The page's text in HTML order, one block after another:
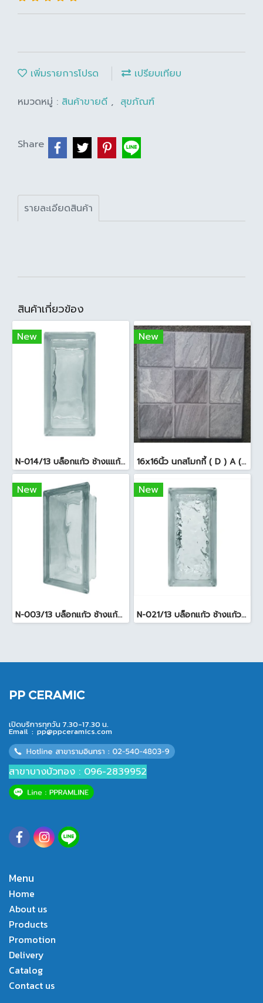
เพิ่มรายการโปรด
เปรียบเทียบ
หมวดหมู่ : สินค้าขายดี , สุขภัณฑ์
Share
รายละเอียดสินค้า
สินค้าเกี่ยวข้อง
New
N-014/13 บล็อกแก้ว ช้างแแก้ว WOW หยาดเพชร ( 24x11.5x8 cm.)
New
16x16นิ้ว นกสโมกกี้ ( D ) A (Pack6)
New
N-003/13 บล็อกแก้ว ช้างแก้ว WOW พริ้วแก้ว ( 24x11.5x8cm )
New
N-021/13 บล็อกแก้ว ช้างแก้ว WOW แก้วประดับฟ้า ( 24X11.5X8cm )
PP CERAMIC
เปิดบริการทุกวัน 7.30-17.30 น.
Email : pp@ppceramics.com
สาขาบางบัวทอง : 096-2839952
Menu
Home
About us
Products
Promotion
Delivery
Catalog
Contact us